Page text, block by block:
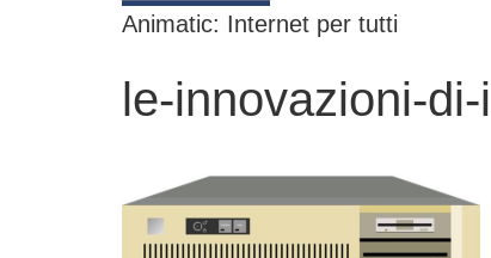
Animatic: Internet per tutti
le-innovazioni-